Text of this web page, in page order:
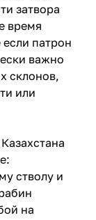
затвора
время
патрон
важно
склонов,
или
стволу и
на